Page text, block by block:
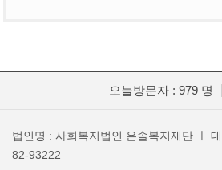
오늘방문자 : 979 명
법인명 : 사회복지법인 은솔복지재단 ㅣ
82-93222